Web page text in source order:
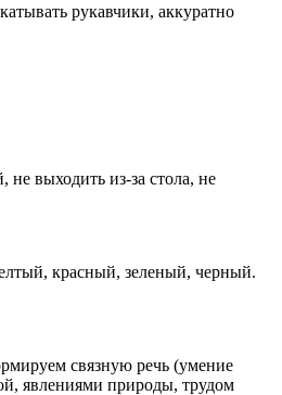
рукавчики, аккуратно
выходить из-за стола, не
красный, зеленый, черный.
связную речь (умение
явлениями природы, трудом